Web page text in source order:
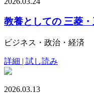
教養としての 三菱
ビジネス・政治・経済
詳細 | 試し読み
2026.03.13